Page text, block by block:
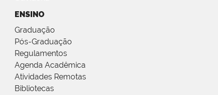
ENSINO
Graduação
Pós-Graduação
Regulamentos
Agenda Acadêmica
Atividades Remotas
Bibliotecas